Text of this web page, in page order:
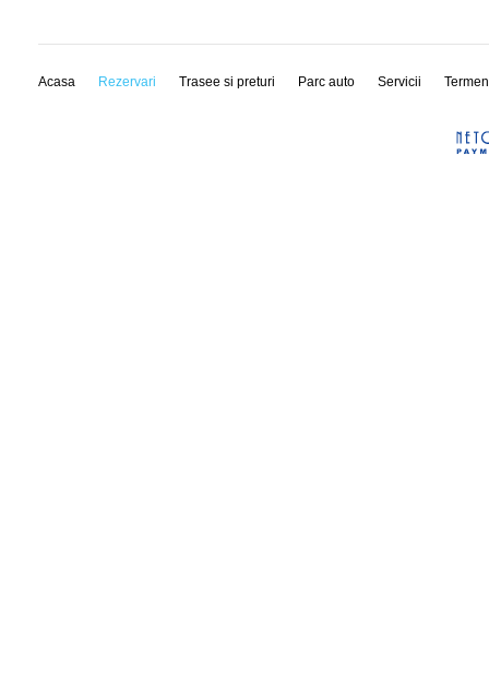
Acasa Rezervari Trasee si preturi Parc auto Servicii